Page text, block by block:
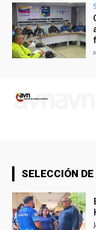
SELECCIÓN DE